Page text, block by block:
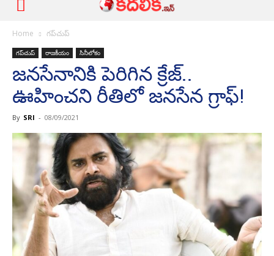
Home గ‌ప్‌చుప్
గ‌ప్‌చుప్ రాజ‌కీయం సినీలోకం
జ‌న‌సేనానికి పెరిగిన క్రేజ్‌..
ఊహించ‌ని రీతిలో జ‌న‌సేన గ్రాఫ్‌!
By SRI - 08/09/2021